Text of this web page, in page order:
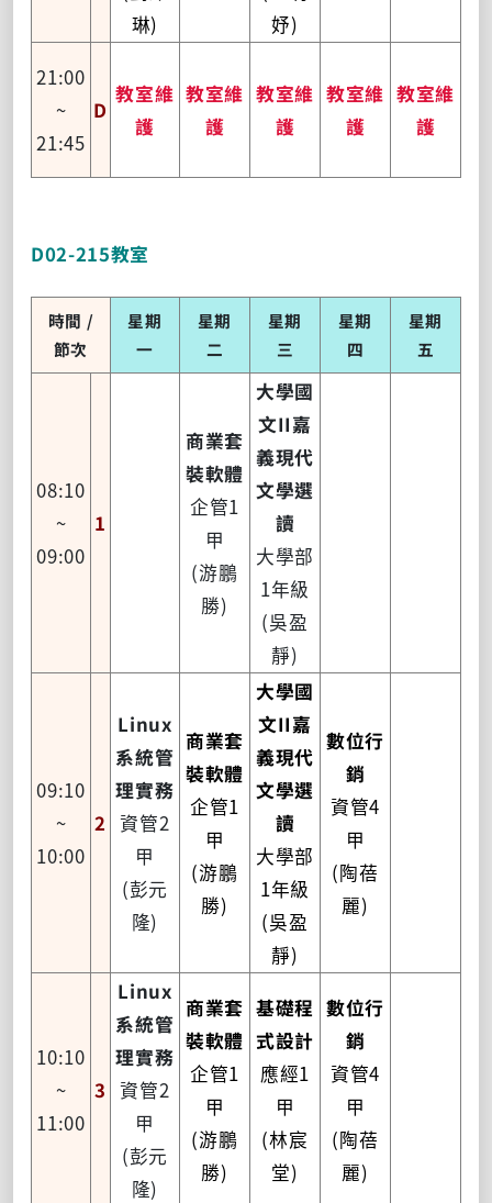
琳)
妤)
21:00
~
21:45
D
教室維
護
教室維
護
教室維
護
教室維
護
教室維
護
D02-215教室
時間 /
節次
星期
一
星期
二
星期
三
星期
四
星期
五
08:10
~
09:00
1
商業套
裝軟體
企管1
甲
(游鵬
勝)
大學國
文II嘉
義現代
文學選
讀
大學部
1年級
(吳盈
靜)
09:10
~
10:00
2
Linux
系統管
理實務
資管2
甲
(彭元
隆)
商業套
裝軟體
企管1
甲
(游鵬
勝)
大學國
文II嘉
義現代
文學選
讀
大學部
1年級
(吳盈
靜)
數位行
銷
資管4
甲
(陶蓓
麗)
10:10
~
11:00
3
Linux
系統管
理實務
資管2
甲
(彭元
隆)
商業套
裝軟體
企管1
甲
(游鵬
勝)
基礎程
式設計
應經1
甲
(林宸
堂)
數位行
銷
資管4
甲
(陶蓓
麗)